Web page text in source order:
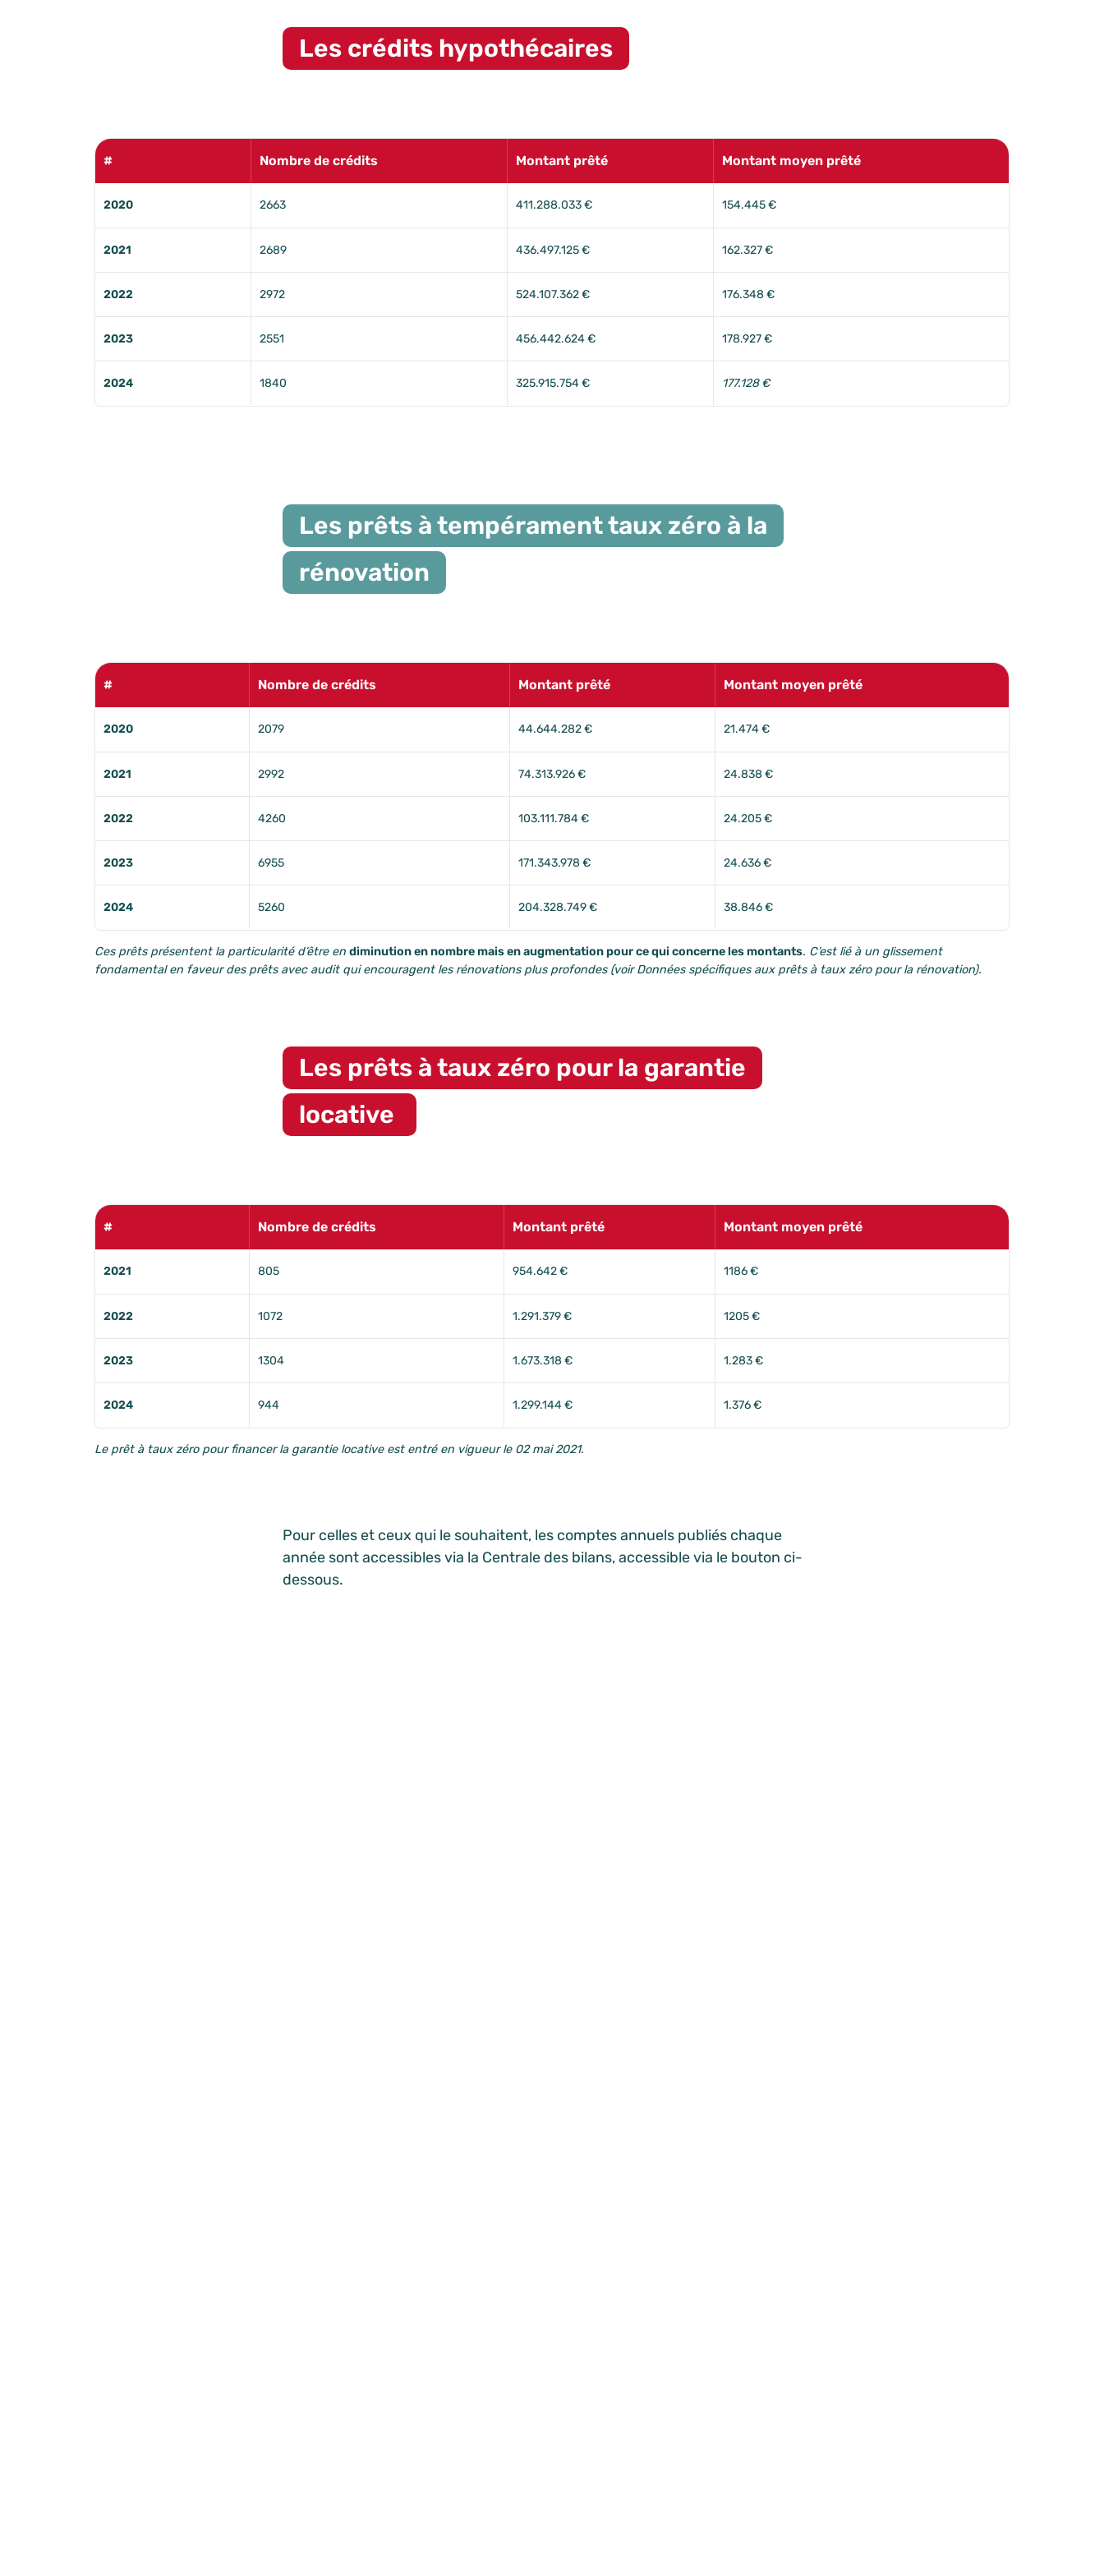
Les crédits hypothécaires
# Nombre de crédits Montant prêté Montant moyen prêté
2020 2663 411.288.033 € 154.445 €
2021 2689 436.497.125 € 162.327 €
2022 2972 524.107.362 € 176.348 €
2023 2551 456.442.624 € 178.927 €
2024 1840 325.915.754 € 177.128 €
Les prêts à tempérament taux zéro à la
rénovation
# Nombre de crédits Montant prêté Montant moyen prêté
2020 2079 44.644.282 € 21.474 €
2021 2992 74.313.926 € 24.838 €
2022 4260 103.111.784 € 24.205 €
2023 6955 171.343.978 € 24.636 €
2024 5260 204.328.749 € 38.846 €
Ces prêts présentent la particularité d’être en diminution en nombre mais en augmentation pour ce qui concerne les montants. C’est lié à un glissement
fondamental en faveur des prêts avec audit qui encouragent les rénovations plus profondes (voirDonnées spécifiques aux prêts à taux zéro pour la rénovation).
Les prêts à taux zéro pour la garantie
locative
# Nombre de crédits Montant prêté Montant moyen prêté
2021 805 954.642 € 1186 €
2022 1072 1.291.379 € 1205 €
2023 1304 1.673.318 € 1.283 €
2024 944 1.299.144 € 1.376 €
Le prêt à taux zéro pour financer la garantie locative est entré en vigueur le 02 mai 2021.
Pour celles et ceux qui le souhaitent, les comptes annuels publiés chaque
année sont accessibles via la Centrale des bilans, accessible via le bouton ci-
dessous.